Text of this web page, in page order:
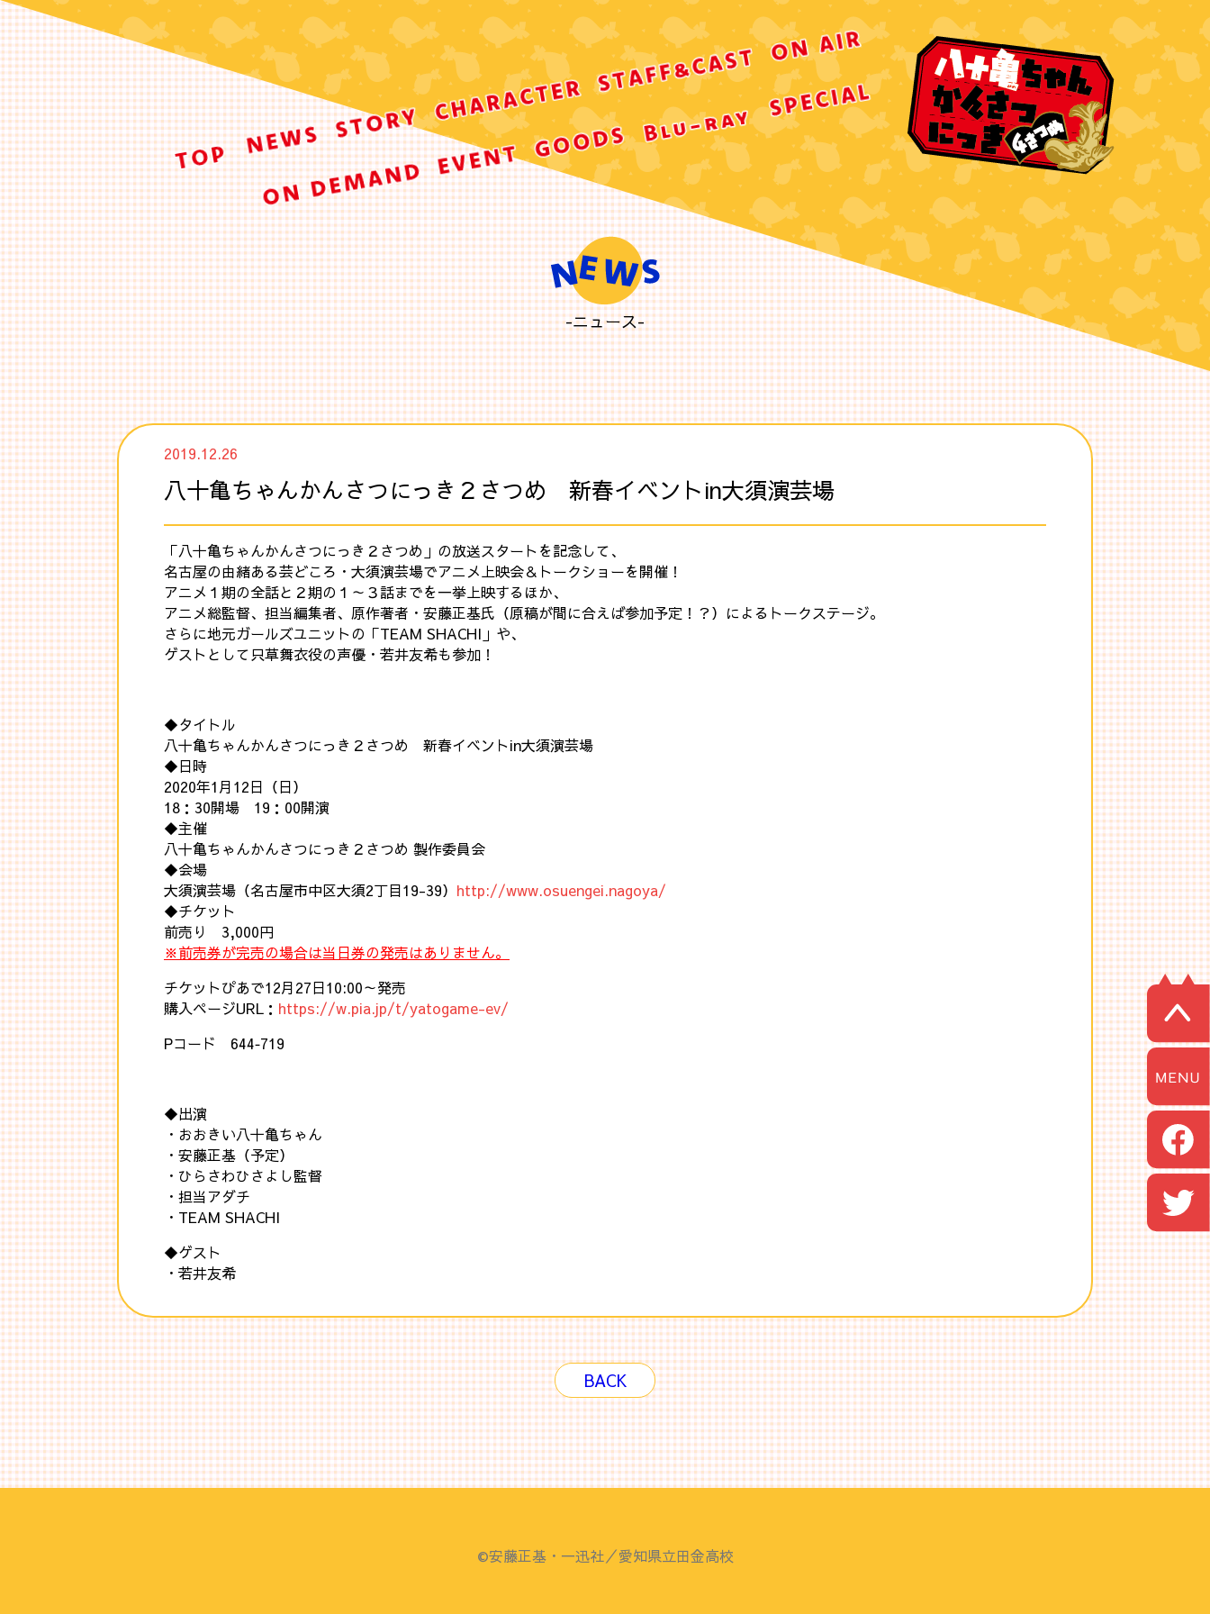
-ニュース-
2019.12.26
八十亀ちゃんかんさつにっき２さつめ 新春イベントin大須演芸場
「八十亀ちゃんかんさつにっき２さつめ」の放送スタートを記念して、
名古屋の由緒ある芸どころ・大須演芸場でアニメ上映会＆トークショーを開催！
アニメ１期の全話と２期の１～３話までを一挙上映するほか、
アニメ総監督、担当編集者、原作著者・安藤正基氏（原稿が間に合えば参加予定！？）によるトークステージ。
さらに地元ガールズユニットの「TEAM SHACHI」や、
ゲストとして只草舞衣役の声優・若井友希も参加！
◆タイトル
八十亀ちゃんかんさつにっき２さつめ 新春イベントin大須演芸場
◆日時
2020年1月12日（日）
18：30開場 19：00開演
◆主催
八十亀ちゃんかんさつにっき２さつめ 製作委員会
◆会場
大須演芸場（名古屋市中区大須2丁目19-39） http://www.osuengei.nagoya/
◆チケット
前売り 3,000円
※前売券が完売の場合は当日券の発売はありません。
チケットぴあで12月27日10:00～発売
購入ページURL： https://w.pia.jp/t/yatogame-ev/
Pコード 644‐719
◆出演
・おおきい八十亀ちゃん
・安藤正基（予定）
・ひらさわひさよし監督
・担当アダチ
・TEAM SHACHI
◆ゲスト
・若井友希
BACK
©安藤正基・一迅社／愛知県立田金高校